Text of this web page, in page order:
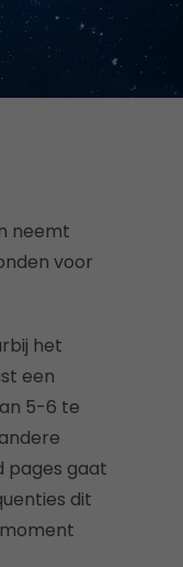
neemt
voor
het
een
5-6 te
pages gaat
dit